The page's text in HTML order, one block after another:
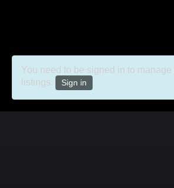
You need to be signed in to
listings.
Sign in